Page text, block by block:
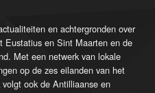
en achtergronden over
Eustatius en Sint Maarten en de
Met een netwerk van lokale
op de zes eilanden van het
ook de Antilliaanse en